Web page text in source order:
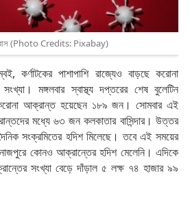
(Photo Credits: Pixabay)
কর্ণাটকের পাশাপাশি রাজ্যেও বাড়ছে করোনা
মঙ্গলবার স্বাস্থ্য দপ্তরের শেষ বুলেটিন
আক্রান্ত হয়েছেন ১৮৯ জন। সোমবার এই
মধ্যে ৬৩ জন কলকাতার বাসিন্দার। উত্তর
সংক্রমিতের হদিশ মিলেছে। তবে এই সময়ের
কোনও আক্রান্তের হদিশ মেলেনি। এদিকে
সংখ্যা বেড়ে দাঁড়াল ৫ লক্ষ ৭৪ হাজার ৯৯